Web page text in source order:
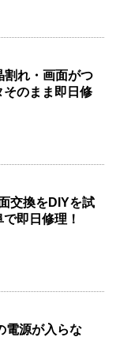
れ・画面がつ
のまま即日修
交換をDIYを試
即日修理！
電源が入らな